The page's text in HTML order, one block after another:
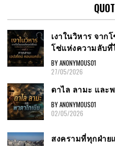
เงาในวิหาร จาก
โซ่แห่งความลับที่
BY ANONYMOUS01
27/05/2026
ดาไล ลามะ และ
BY ANONYMOUS01
02/05/2026
สงครามที่ทุกฝ่าย